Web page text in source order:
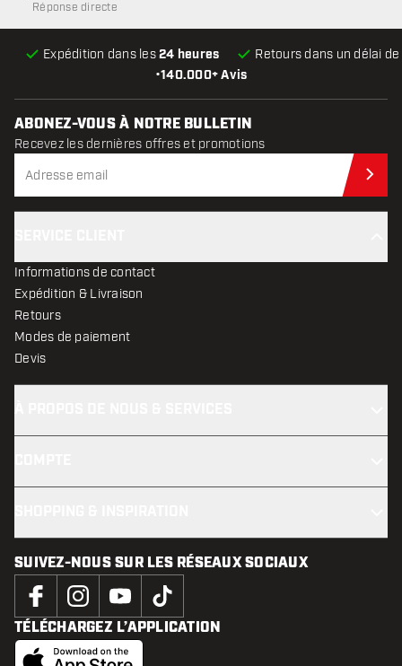
•140.000+ Avis
Expédition dans les24 heures Retours dans un délai de
Réponse directe
ABONEZ-VOUS À NOTRE BULLETIN
Recevez les dernières offres et promotions
Informations de contact
Expédition & Livraison
Retours
Modes de paiement
Devis
SUIVEZ-NOUS SUR LES RÉSEAUX SOCIAUX
TÉLÉCHARGEZ L’APPLICATION